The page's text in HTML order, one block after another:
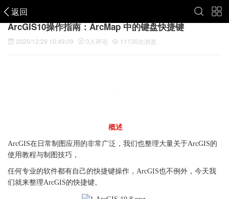
返回
ArcGIS10操作指南：ArcMap 中的键盘快捷键
2020/12/29 10:49:09 0 人评论 11130次浏览
概述
ArcGIS在日常制图应用的非常广泛，我们也整理大量关于ArcGIS的
使用教程与制图技巧，
任何专业的软件都有自己的快捷键操作，ArcGIS也不例外，今天我
们就来整理ArcGIS的快捷键。